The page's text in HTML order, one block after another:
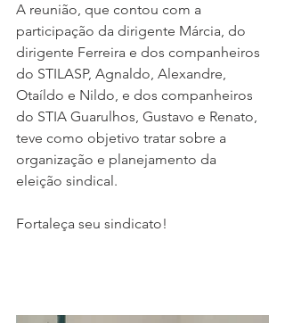
A reunião, que contou com a
participação da dirigente Márcia, do
dirigente Ferreira e dos companheiros
do STILASP, Agnaldo, Alexandre,
Otaíldo e Nildo, e dos companheiros
do STIA Guarulhos, Gustavo e Renato,
teve como objetivo tratar sobre a
organização e planejamento da
eleição sindical.
Fortaleça seu sindicato!